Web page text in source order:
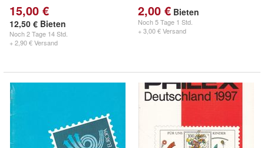
15,00 €
12,50 € Bieten
Noch2 Tage 14 Std.
+ 2,90 € Versand
2,00 € Bieten
Noch5 Tage 1 Std.
+ 3,00 € Versand